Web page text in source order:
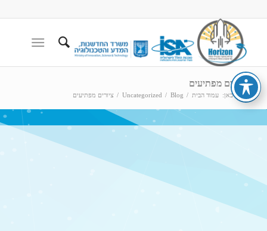
ציורים מפתיעים
הנך כאן: עמוד הבית /
Blog
/
Uncategorized
/ ציורים מפתיעים